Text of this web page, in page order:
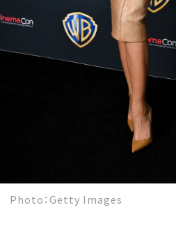
Photo：Getty Images